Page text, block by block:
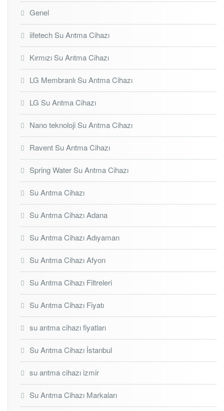
Genel
iifetech Su Arıtma Cihazı
Kırmızı Su Arıtma Cihazı
LG Membranlı Su Arıtma Cihazı
LG Su Arıtma Cihazı
Nano teknoloji Su Arıtma Cihazı
Ravent Su Arıtma Cihazı
Spring Water Su Arıtma Cihazı
Su Arıtma Cihazı
Su Arıtma Cihazı Adana
Su Arıtma Cihazı Adıyaman
Su Arıtma Cihazı Afyon
Su Arıtma Cihazı Filtreleri
Su Arıtma Cihazı Fiyatı
su arıtma cihazı fiyatları
Su Arıtma Cihazı İstanbul
su arıtma cihazı izmir
Su Arıtma Cihazı Markaları